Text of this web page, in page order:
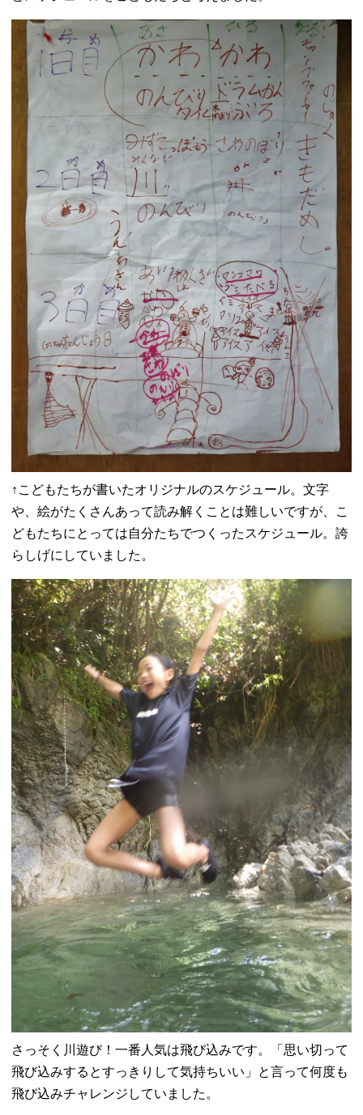
↑こどもたちが書いたオリジナルのスケジュール。文字
や、絵がたくさんあって読み解くことは難しいですが、こ
どもたちにとっては自分たちでつくったスケジュール。誇
らしげにしていました。
さっそく川遊び！一番人気は飛び込みです。「思い切って
飛び込みするとすっきりして気持ちいい」と言って何度も
飛び込みチャレンジしていました。